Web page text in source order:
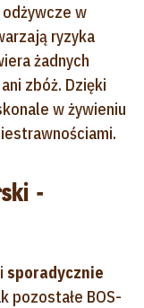
w
ryzyka
żadnych
zbóż. Dzięki
w żywieniu
-
sporadycznie
pozostałe BOS-